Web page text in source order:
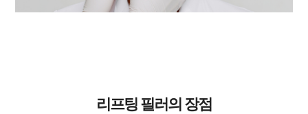
리프팅 필러의 장점